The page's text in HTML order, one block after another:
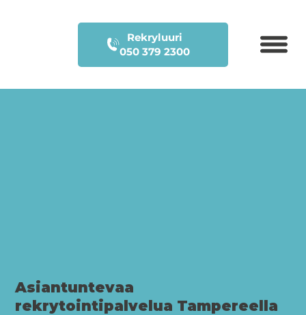
Rekryluuri
050 379 2300
Asiantuntevaa
rekrytointipalvelua Tampereella